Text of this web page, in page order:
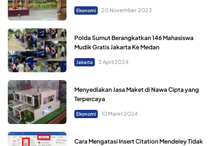
Ekonomi 20 November 2023
Polda Sumut Berangkatkan 146 Mahasiswa
Mudik Gratis Jakarta Ke Medan
Jakarta 3 April 2024
Menyediakan Jasa Maket di Nawa Cipta yang
Terpercaya
Ekonomi 10 Maret 2024
Cara Mengatasi Insert Citation Mendeley Tidak